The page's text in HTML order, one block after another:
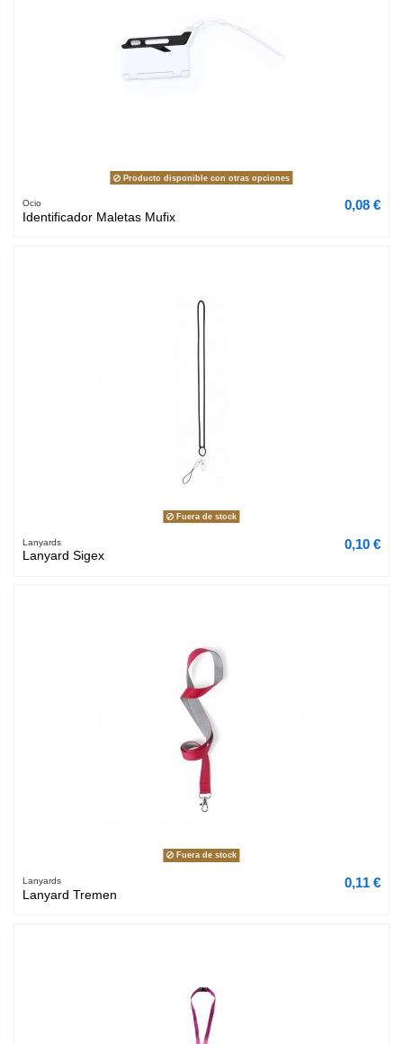
Producto disponible con otras opciones
Ocio
Identificador Maletas Mufix
0,08 €
Fuera de stock
Lanyards
Lanyard Sigex
0,10 €
Fuera de stock
Lanyards
Lanyard Tremen
0,11 €